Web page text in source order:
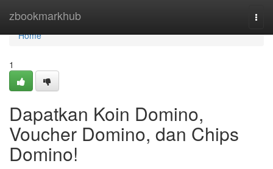
zbookmarkhub
Home
Home
1
Dapatkan Koin Domino,
Voucher Domino, dan Chips
Domino!